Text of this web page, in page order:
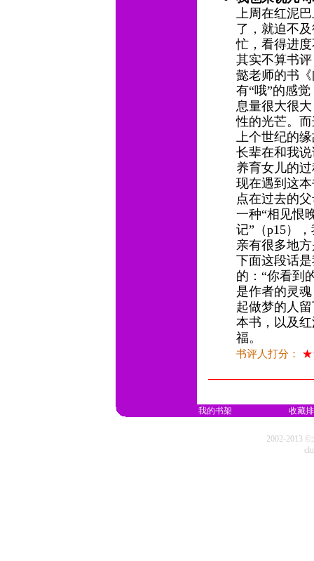
上周在红泥
了，就迫不
忙，看得进
其实不算书
懿老师的书
有“哦”的感
息量很大很
性的光芒。
上个世纪的
长辈在和我
养育女儿的
现在遇到这
点在过去的
一种“相见恨
记”（p15）
亲有很多地
下面这段话
的：“你看到
是作者的灵
起做梦的人
本书，以及
福。
书评人打分：
我的书架 收藏
2002-2013